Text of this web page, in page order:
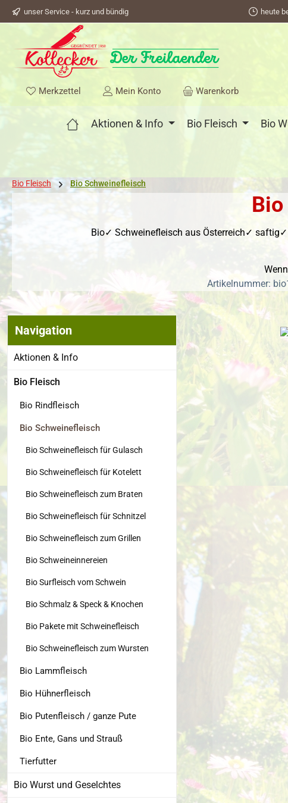
Zur Hauptnavigation springen
unser Service - kurz und bündig heute
Merkzettel Du hast 0 Produkte auf dem Merkzettel
Mein Konto Warenkorb
Aktionen & Info Bio Fleisch Bio
Bio Fleisch Bio Schweinefleisch
Bio✓ Schweinefleisch aus Österreich✓
Artikelnummer:
Navigation
Aktionen & Info
Bio Fleisch
Bio Rindfleisch
Bio Schweinefleisch
Bio Schweinefleisch für Gulasch
Bio Schweinefleisch für Kotelett
Bio Schweinefleisch zum Braten
Bio Schweinefleisch für Schnitzel
Bio Schweinefleisch zum Grillen
Bio Schweineinnereien
Bio Surfleisch vom Schwein
Bio Schmalz & Speck & Knochen
Bio Pakete mit Schweinefleisch
Bio Schweinefleisch zum Wursten
Bio Lammfleisch
Bio Hühnerfleisch
Bio Putenfleisch / ganze Pute
Bio Ente, Gans und Strauß
Tierfutter
Bio Wurst und Geselchtes
Bildergalerie